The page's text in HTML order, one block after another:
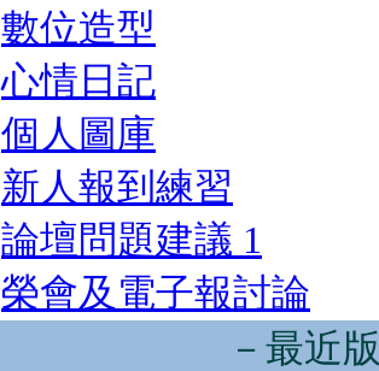
數位造型
心情日記
個人圖庫
新人報到練習
論壇問題建議 1
榮會及電子報討論
－最近